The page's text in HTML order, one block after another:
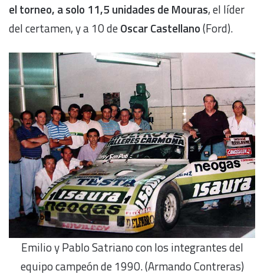
el torneo, a solo 11,5 unidades de Mouras, el líder
del certamen, y a 10 deOscar Castellano(Ford).
Emilio y Pablo Satriano con los integrantes del
equipo campeón de 1990. (Armando Contreras)